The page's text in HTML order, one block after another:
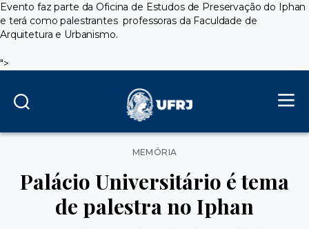
Evento faz parte da Oficina de Estudos de Preservação do Iphan
e terá como palestrantes professoras da Faculdade de
Arquitetura e Urbanismo.
">
Categorias
MEMÓRIA
Palácio Universitário é tema
de palestra no Iphan